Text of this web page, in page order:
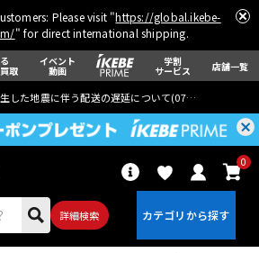
Please visit "https://global.ikebe-
" for direct international shipping.
取
イベント
動画
学割
サービス 店舗一覧
した地震に伴う配送の遅延について(07月29日
詳細検索
0